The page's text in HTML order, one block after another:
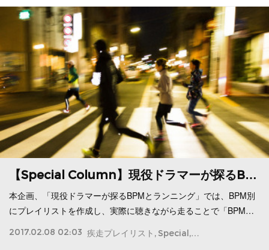
【Special Column】現役ドラマーが探るB…
本企画、「現役ドラマーが探るBPMとランニング」では、BPM別
にプレイリストを作成し、実際に聴きながら走ることで「BPM…
2017.02.08 02:03 疾走プレイリスト Special BPM